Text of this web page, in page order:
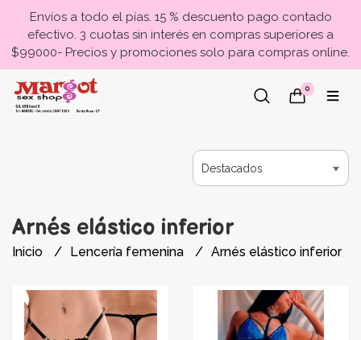
Envíos a todo el pías. 15 % descuento pago contado
efectivo. 3 cuotas sin interés en compras superiores a
$99000- Precios y promociones solo para compras online.
0
Arnés elástico inferior
Inicio Lencería femenina Arnés elástico inferior